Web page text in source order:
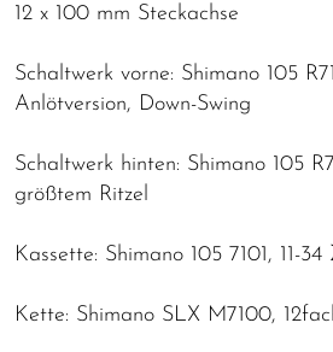
12 x 100 mm Steckachse
Schaltwerk vorne: Shimano 105
Anlötversion, Down-Swing
Schaltwerk hinten: Shimano 105
größtem Ritzel
Kassette: Shimano 105 7101, 11-34
Kette: Shimano SLX M7100,